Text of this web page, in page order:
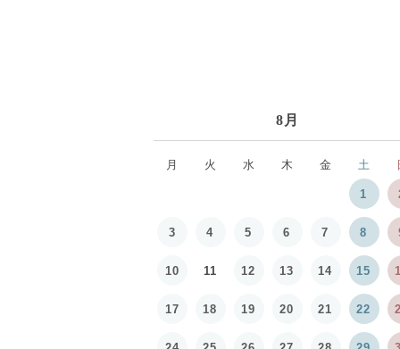
8月
月 火 水 木 金 土
1
3 4 5 6 7 8
10 11 12 13 14 15
17 18 19 20 21 22